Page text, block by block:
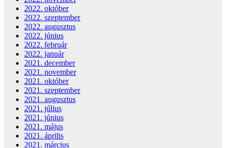
2022. október
2022. szeptember
2022. augusztus
2022. június
2022. február
2022. január
2021. december
2021. november
2021. október
2021. szeptember
2021. augusztus
2021. július
2021. június
2021. május
2021. április
2021. március